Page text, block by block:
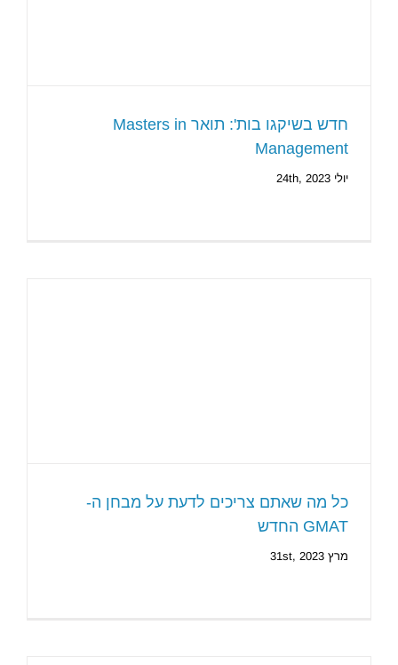
חדש בשיקגו בות': תואר Masters in
Management
יולי 24th, 2023
כל מה שאתם צריכים לדעת על מבחן ה-
GMAT החדש
מרץ 31st, 2023